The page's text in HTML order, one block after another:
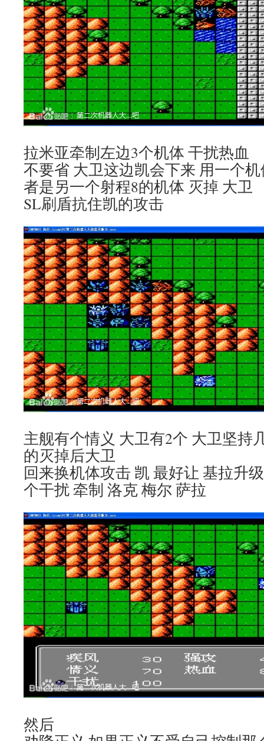
拉米亚牵制左边3个机体 干扰热血
不要省 大卫这边凯会下来 用一个
者是另一个射程8的机体 灭掉 大卫
SL刷盾抗住凯的攻击
主舰有个情义 大卫有2个 大卫坚持
的灭掉后大卫
回来换机体攻击 凯 最好让 基拉升
个干扰 牵制 洛克 梅尔 萨拉
然后